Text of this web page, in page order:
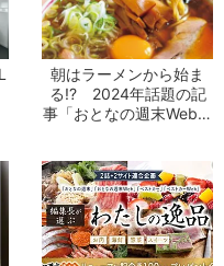
朝はラーメンから始ま
る!? 2024年話題の記
事「おとなの週末Web」